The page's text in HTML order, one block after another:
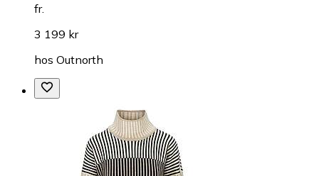
fr.
3 199 kr
hos Outnorth